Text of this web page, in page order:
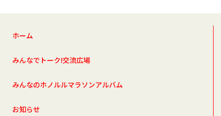
ホーム
みんなでトーク!交流広場
みんなのホノルルマラソンアルバム
お知らせ